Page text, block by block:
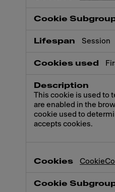
Session
This cookie is used to
are enabled in the
cookie used to
accepts cookies.